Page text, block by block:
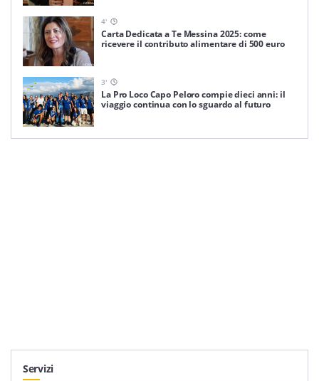
4'
Carta Dedicata a Te Messina 2025: come
ricevere il contributo alimentare di 500 euro
3'
La Pro Loco Capo Peloro compie dieci anni: il
viaggio continua con lo sguardo al futuro
Servizi